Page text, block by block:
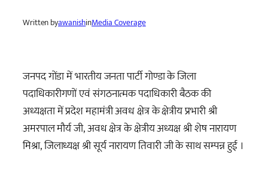
Written byawanishinMedia Coverage
जनपद गोंडा में भारतीय जनता पार्टी गोण्डा के जिला
पदाधिकारीगणों एवं संगठनात्मक पदाधिकारी बैठक की
अध्यक्षता में प्रदेश महामंत्री अवध क्षेत्र के क्षेत्रीय प्रभारी श्री
अमरपाल मौर्य जी, अवध क्षेत्र के क्षेत्रीय अध्यक्ष श्री शेष नारायण
मिश्रा, जिलाध्यक्ष श्री सूर्य नारायण तिवारी जी के साथ सम्पन्न हुई ।